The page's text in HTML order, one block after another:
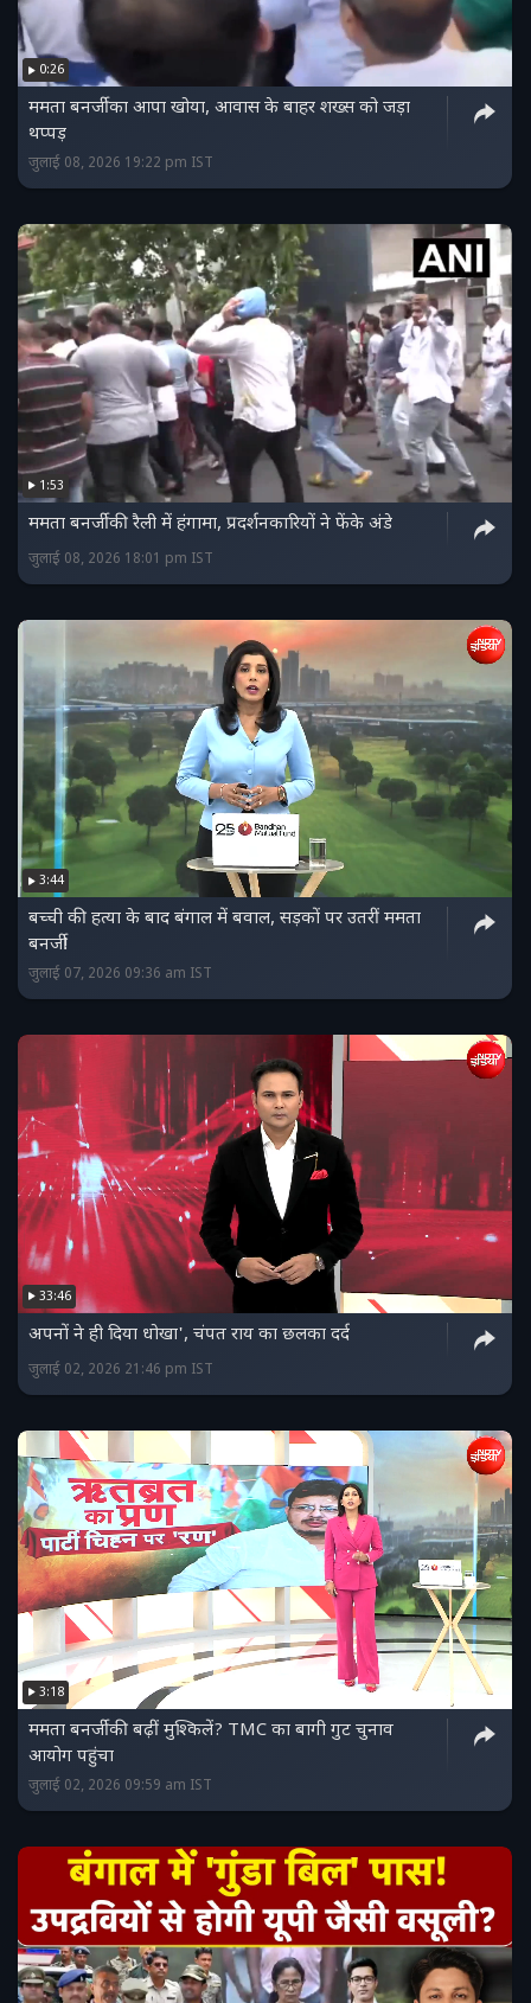
0:26
ममता बनर्जी का आपा खोया, आवास के बाहर शख्स को जड़ा
थप्पड़
जुलाई 08, 2026 19:22 pm IST
1:53
ममता बनर्जी की रैली में हंगामा, प्रदर्शनकारियों ने फेंके अंडे
जुलाई 08, 2026 18:01 pm IST
3:44
बच्ची की हत्या के बाद बंगाल में बवाल, सड़कों पर उतरीं ममता
बनर्जी!
जुलाई 07, 2026 09:36 am IST
33:46
अपनों ने ही दिया धोखा', चंपत राय का छलका दर्द
जुलाई 02, 2026 21:46 pm IST
3:18
ममता बनर्जी की बढ़ीं मुश्किलें? TMC का बागी गुट चुनाव
आयोग पहुंचा
जुलाई 02, 2026 09:59 am IST